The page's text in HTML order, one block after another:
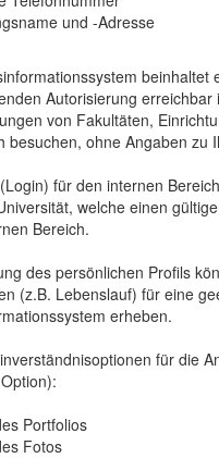
und -Adresse
beinhaltet
Autorisierung
von Fakultäten,
besuchen, ohne Angaben zu
für den internen
welche einen
Bereich.
des persönlichen Profils
(z.B. Lebenslauf) für eine
erheben.
für die
Portfolios
Fotos